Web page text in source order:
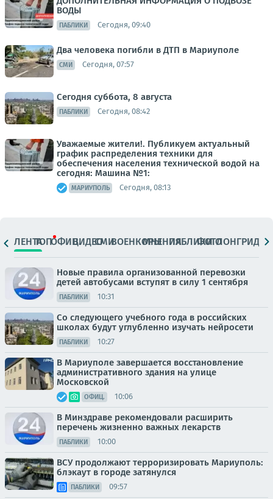
ВОДЫ
ПАБЛИКИ Сегодня, 09:40
Два человека погибли в ДТП в Мариуполе
СМИ Сегодня, 07:57
Сегодня суббота, 8 августа
ПАБЛИКИ Сегодня, 08:42
Уважаемые жители!. Публикуем актуальный
график распределения техники для
обеспечения населения технической водой на
сегодня: Машина №1:
МАРИУПОЛЬ Сегодня, 08:13
ЛЕНТАТОПОФИЦ.ВИДЕОСМИВОЕНКОРЫМНЕНИЯПАБЛИКИ
ФОТОЛОНГРИДЫ
Новые правила организованной перевозки
детей автобусами вступят в силу 1 сентября
ПАБЛИКИ 10:31
Со следующего учебного года в российских
школах будут углубленно изучать нейросети
ПАБЛИКИ 10:27
В Мариуполе завершается восстановление
административного здания на улице
Московской
ОФИЦ. 10:06
В Минздраве рекомендовали расширить
перечень жизненно важных лекарств
ПАБЛИКИ 10:00
ВСУ продолжают терроризировать Мариуполь:
блэкаут в городе затянулся
ПАБЛИКИ 09:57